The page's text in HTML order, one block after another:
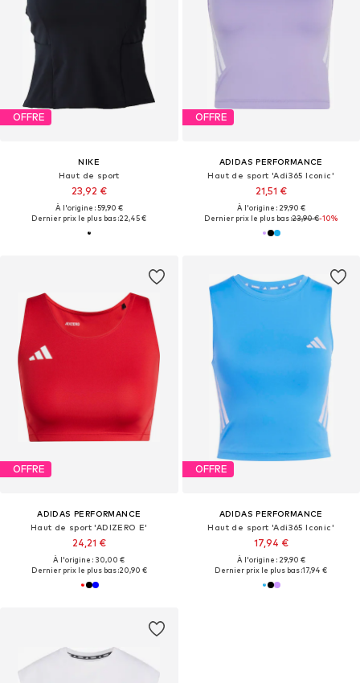
OFFRE
NIKE
Haut de sport
23,92 €
À l'origine : 59,90 €
Dernier prix le plus bas :22,45 €
OFFRE
ADIDAS PERFORMANCE
Haut de sport 'Adi365 Iconic'
21,51 €
À l'origine : 29,90 €
Dernier prix le plus bas :23,90 €-10%
OFFRE
ADIDAS PERFORMANCE
Haut de sport 'ADIZERO E'
24,21 €
À l'origine : 30,00 €
Dernier prix le plus bas :20,90 €
OFFRE
ADIDAS PERFORMANCE
Haut de sport 'Adi365 Iconic'
17,94 €
À l'origine : 29,90 €
Dernier prix le plus bas :17,94 €